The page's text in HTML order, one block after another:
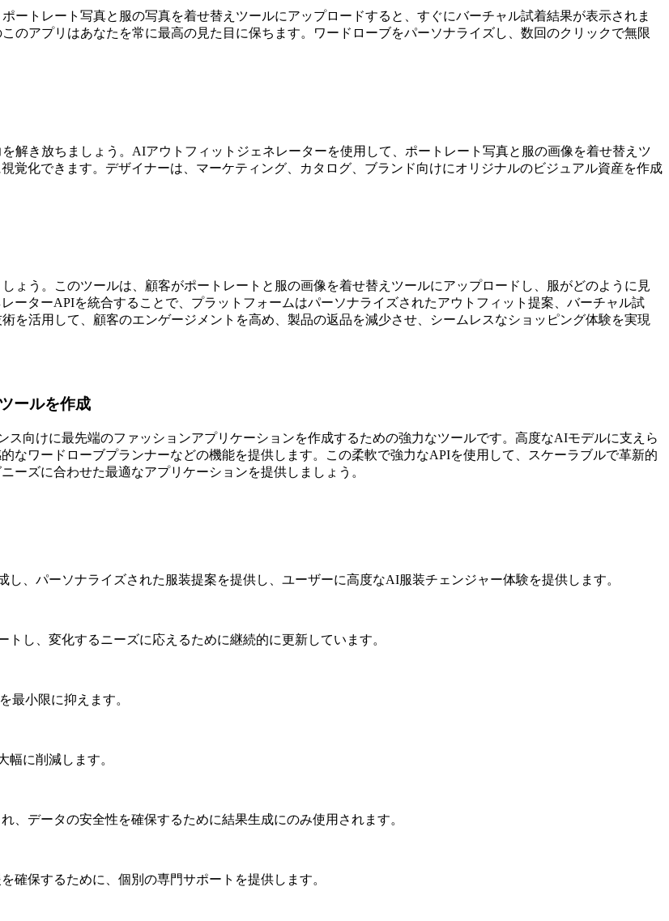
ートレート写真と服の写真を着せ替えツールにアップロードすると、すぐにバーチャル試着結果が表示されま
のアプリはあなたを常に最高の見た目に保ちます。ワードローブをパーソナライズし、数回のクリックで無限
解き放ちましょう。AIアウトフィットジェネレーターを使用して、ポートレート写真と服の画像を着せ替えツ
覚化できます。デザイナーは、マーケティング、カタログ、ブランド向けにオリジナルのビジュアル資産を作成
ょう。このツールは、顧客がポートレートと服の画像を着せ替えツールにアップロードし、服がどのように見
ーターAPIを統合することで、プラットフォームはパーソナライズされたアウトフィット提案、バーチャル試
を活用して、顧客のエンゲージメントを高め、製品の返品を減少させ、シームレスなショッピング体験を実現
ールを作成
向けに最先端のファッションアプリケーションを作成するための強力なツールです。高度なAIモデルに支えら
なワードローブプランナーなどの機能を提供します。この柔軟で強力なAPIを使用して、スケーラブルで革新的
ーズに合わせた最適なアプリケーションを提供しましょう。
、パーソナライズされた服装提案を提供し、ユーザーに高度なAI服装チェンジャー体験を提供します。
し、変化するニーズに応えるために継続的に更新しています。
最小限に抑えます。
に削減します。
、データの安全性を確保するために結果生成にのみ使用されます。
確保するために、個別の専門サポートを提供します。